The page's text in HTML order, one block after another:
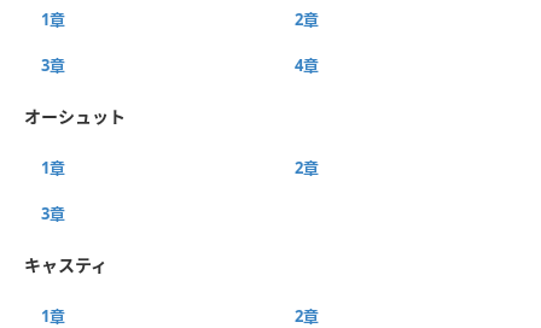
1章 2章
3章 4章
オーシュット
1章 2章
3章
キャスティ
1章 2章